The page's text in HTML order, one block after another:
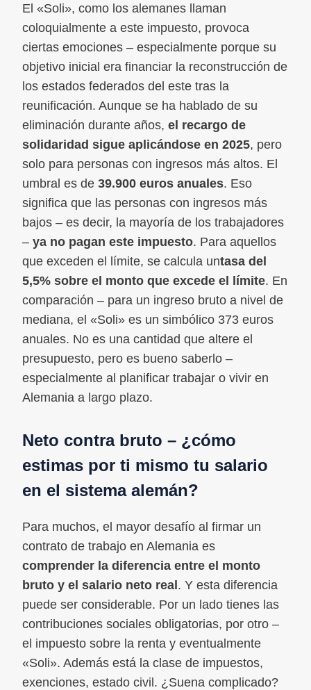
El «Soli», como los alemanes llaman
coloquialmente a este impuesto, provoca
ciertas emociones – especialmente porque su
objetivo inicial era financiar la reconstrucción de
los estados federados del este tras la
reunificación. Aunque se ha hablado de su
eliminación durante años, el recargo de
solidaridad sigue aplicándose en 2025, pero
solo para personas con ingresos más altos. El
umbral es de 39.900 euros anuales. Eso
significa que las personas con ingresos más
bajos – es decir, la mayoría de los trabajadores
– ya no pagan este impuesto. Para aquellos
que exceden el límite, se calcula untasa del
5,5% sobre el monto que excede el límite. En
comparación – para un ingreso bruto a nivel de
mediana, el «Soli» es un simbólico 373 euros
anuales. No es una cantidad que altere el
presupuesto, pero es bueno saberlo –
especialmente al planificar trabajar o vivir en
Alemania a largo plazo.
Neto contra bruto – ¿cómo
estimas por ti mismo tu salario
en el sistema alemán?
Para muchos, el mayor desafío al firmar un
contrato de trabajo en Alemania es
comprender la diferencia entre el monto
bruto y el salario neto real. Y esta diferencia
puede ser considerable. Por un lado tienes las
contribuciones sociales obligatorias, por otro –
el impuesto sobre la renta y eventualmente
«Soli». Además está la clase de impuestos,
exenciones, estado civil. ¿Suena complicado?